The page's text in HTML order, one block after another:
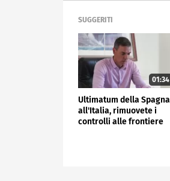
SUGGERITI
01:34
Ultimatum della Spagna
all'Italia, rimuovete i
controlli alle frontiere